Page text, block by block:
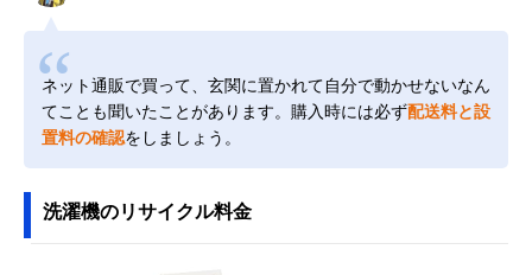
ネット通販で買って、玄関に置かれて自分で動かせないなん
てことも聞いたことがあります。購入時には必ず配送料と設
置料の確認をしましょう。
洗濯機のリサイクル料金